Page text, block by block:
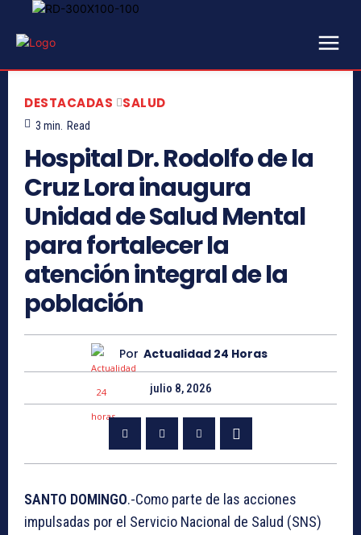
DESTACADAS SALUD
3 min. Read
Hospital Dr. Rodolfo de la
Cruz Lora inaugura
Unidad de Salud Mental
para fortalecer la
atención integral de la
población
Por Actualidad 24 Horas
julio 8, 2026
SANTO DOMINGO.-Como parte de las acciones
impulsadas por el Servicio Nacional de Salud (SNS)